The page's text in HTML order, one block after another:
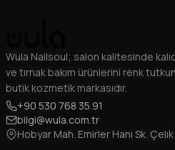
Wula Nailsoul; salon kalitesinde
ve tırnak bakım ürünlerini renk
butik kozmetik markasıdır.
+90 530 768 35 91
bilgi@wula.com.tr
Hobyar Mah. Emirler Hanı Sk.